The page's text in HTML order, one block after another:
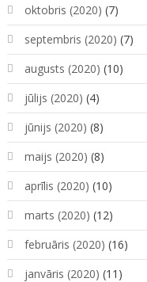
oktobris (2020) (7)
septembris (2020) (7)
augusts (2020) (10)
jūlijs (2020) (4)
jūnijs (2020) (8)
maijs (2020) (8)
aprīlis (2020) (10)
marts (2020) (12)
februāris (2020) (16)
janvāris (2020) (11)